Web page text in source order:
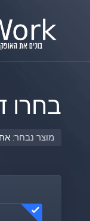
בחרו
מוצר נבחר: